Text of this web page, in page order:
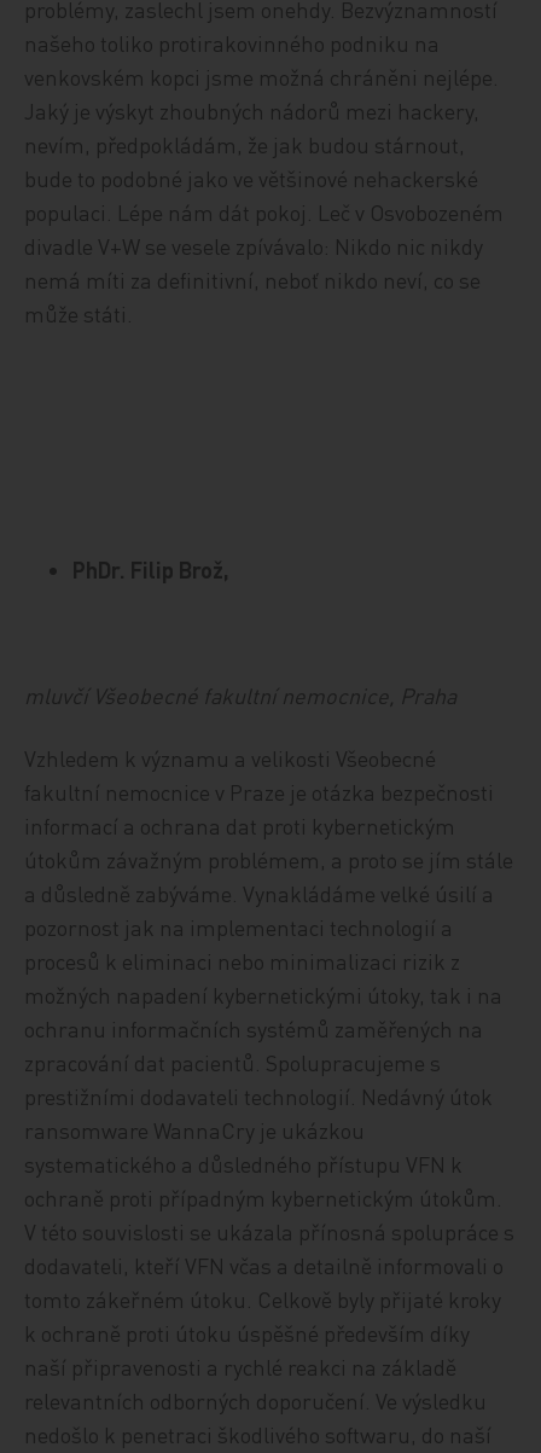
problémy, zaslechl jsem onehdy. Bezvýznamností
našeho toliko protirakovinného podniku na
venkovském kopci jsme možná chráněni nejlépe.
Jaký je výskyt zhoubných nádorů mezi hackery,
nevím, předpokládám, že jak budou stárnout,
bude to podobné jako ve většinové nehackerské
populaci. Lépe nám dát pokoj. Leč v Osvobozeném
divadle V+W se vesele zpívávalo: Nikdo nic nikdy
nemá míti za definitivní, neboť nikdo neví, co se
může státi.
PhDr. Filip Brož,
mluvčí Všeobecné fakultní nemocnice, Praha
Vzhledem k významu a velikosti Všeobecné
fakultní nemocnice v Praze je otázka bezpečnosti
informací a ochrana dat proti kybernetickým
útokům závažným problémem, a proto se jím stále
a důsledně zabýváme. Vynakládáme velké úsilí a
pozornost jak na implementaci technologií a
procesů k eliminaci nebo minimalizaci rizik z
možných napadení kybernetickými útoky, tak i na
ochranu informačních systémů zaměřených na
zpracování dat pacientů. Spolupracujeme s
prestižními dodavateli technologií. Nedávný útok
ransomware WannaCry je ukázkou
systematického a důsledného přístupu VFN k
ochraně proti případným kybernetickým útokům.
V této souvislosti se ukázala přínosná spolupráce s
dodavateli, kteří VFN včas a detailně informovali o
tomto zákeřném útoku. Celkově byly přijaté kroky
k ochraně proti útoku úspěšné především díky
naší připravenosti a rychlé reakci na základě
relevantních odborných doporučení. Ve výsledku
nedošlo k penetraci škodlivého softwaru, do naší